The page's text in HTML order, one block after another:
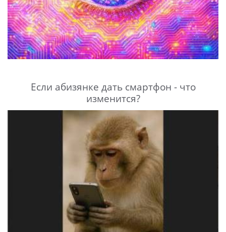
Если абизянке дать смартфон - что
изменится?